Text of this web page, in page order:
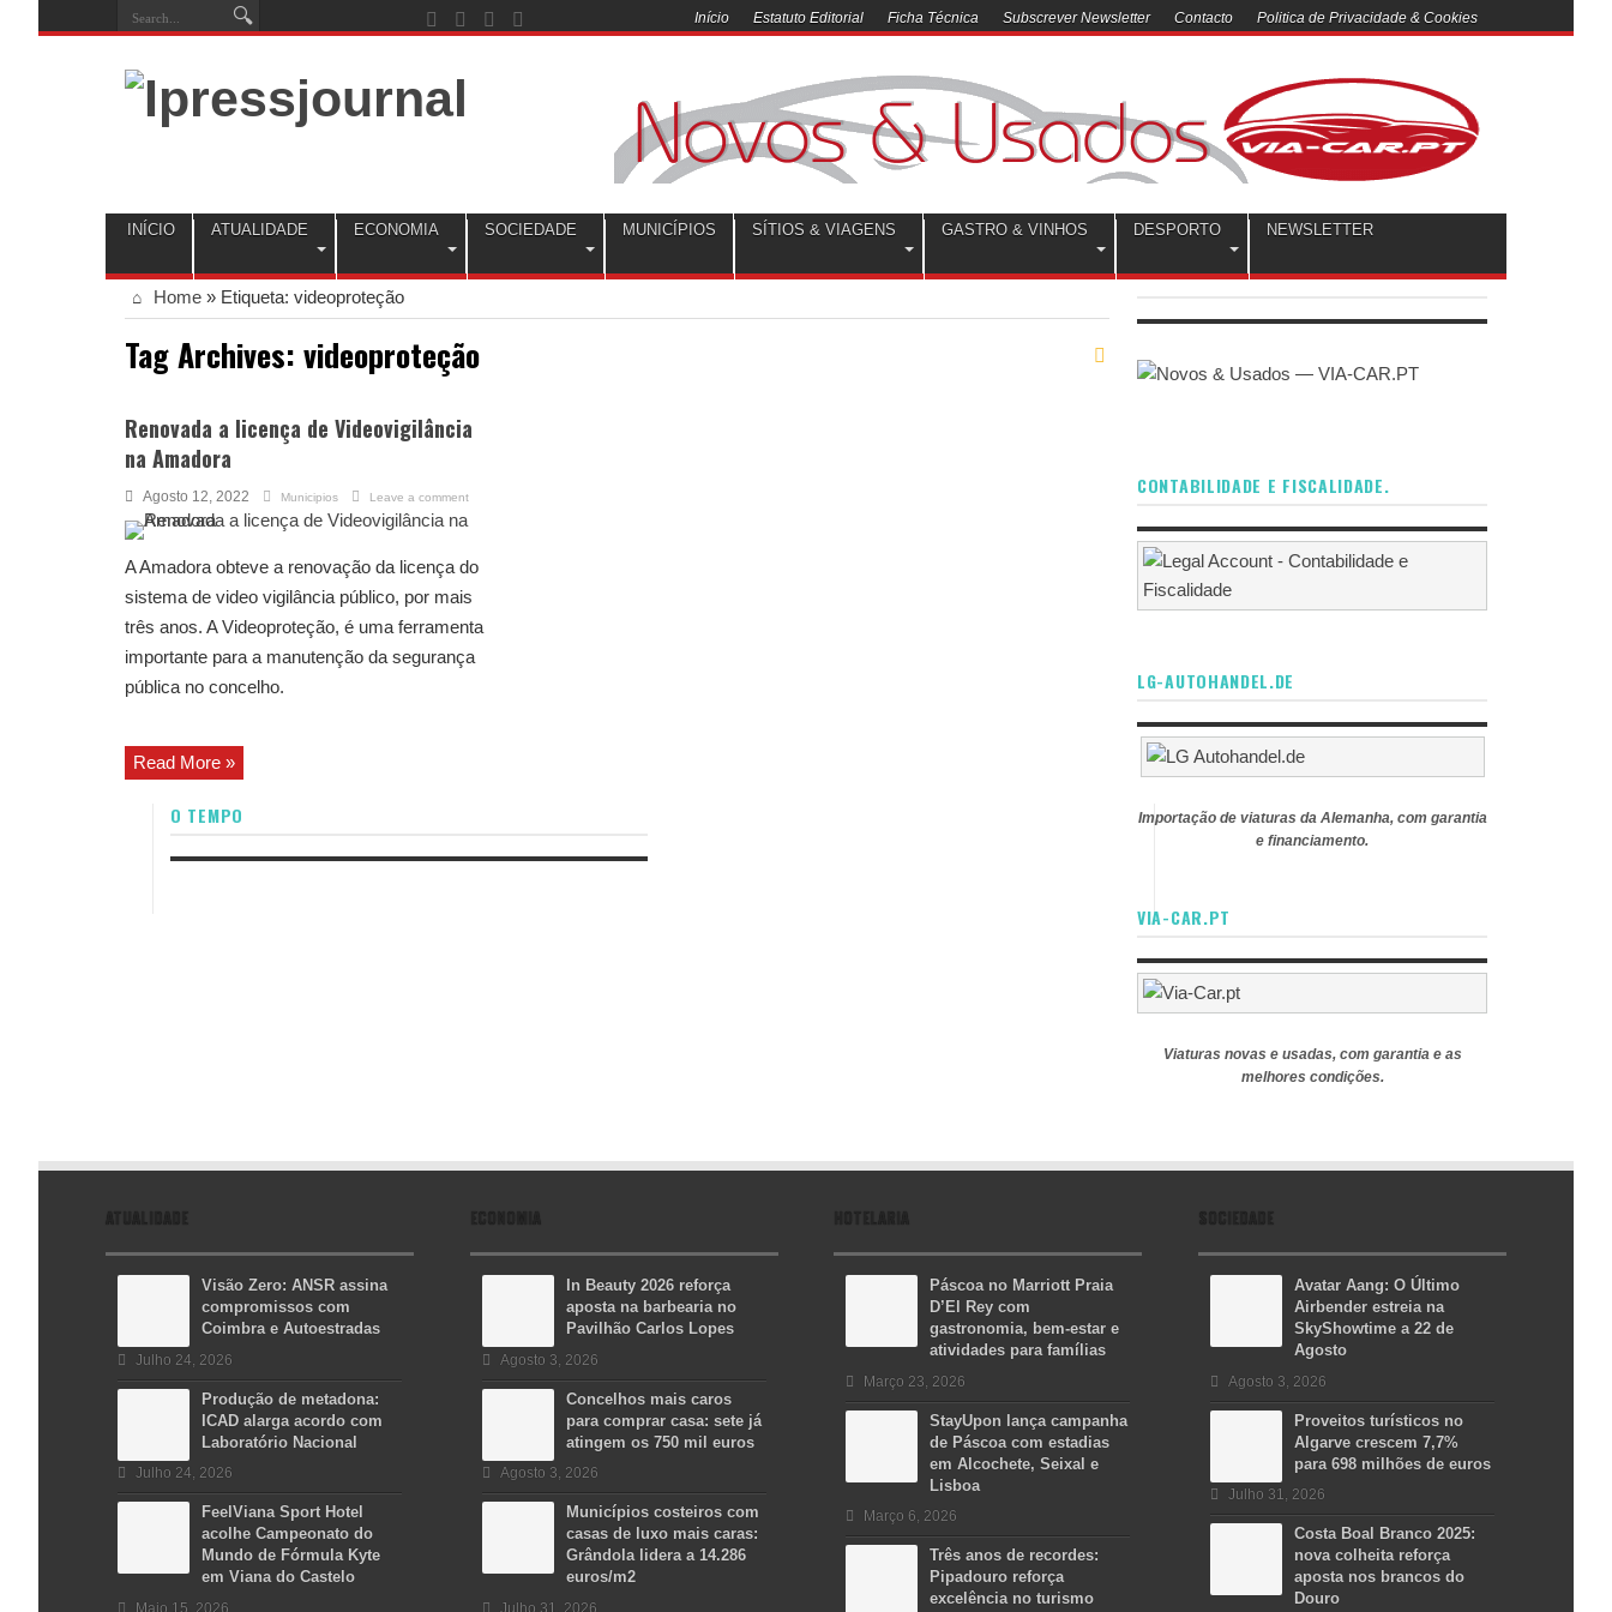
Início Estatuto Editorial Ficha Técnica Subscrever Newsletter Contacto Politica de Privacidade & Cookies
INÍCIO ATUALIDADE ECONOMIA SOCIEDADE MUNICÍPIOS SÍTIOS & VIAGENS GASTRO & VINHOS DESPORTO NEWSLETTER
Home » Etiqueta: videoproteção
Tag Archives: videoproteção
Renovada a licença de Videovigilância
na Amadora
Agosto 12, 2022 Municipios Leave a comment
A Amadora obteve a renovação da licença do
sistema de video vigilância público, por mais
três anos. A Videoproteção, é uma ferramenta
importante para a manutenção da segurança
pública no concelho.
Read More »
O TEMPO
CONTABILIDADE E FISCALIDADE.
LG-AUTOHANDEL.DE
Importação de viaturas da Alemanha, com garantia
e financiamento.
VIA-CAR.PT
Viaturas novas e usadas, com garantia e as
melhores condições.
ATUALIDADE
Visão Zero: ANSR assina
compromissos com
Coimbra e Autoestradas
Julho 24, 2026
Produção de metadona:
ICAD alarga acordo com
Laboratório Nacional
Julho 24, 2026
FeelViana Sport Hotel
acolhe Campeonato do
Mundo de Fórmula Kyte
em Viana do Castelo
Maio 15, 2026
ECONOMIA
In Beauty 2026 reforça
aposta na barbearia no
Pavilhão Carlos Lopes
Agosto 3, 2026
Concelhos mais caros
para comprar casa: sete já
atingem os 750 mil euros
Agosto 3, 2026
Municípios costeiros com
casas de luxo mais caras:
Grândola lidera a 14.286
euros/m2
Julho 31, 2026
HOTELARIA
Páscoa no Marriott Praia
D’El Rey com
gastronomia, bem-estar e
atividades para famílias
Março 23, 2026
StayUpon lança campanha
de Páscoa com estadias
em Alcochete, Seixal e
Lisboa
Março 6, 2026
Três anos de recordes:
Pipadouro reforça
excelência no turismo
SOCIEDADE
Avatar Aang: O Último
Airbender estreia na
SkyShowtime a 22 de
Agosto
Agosto 3, 2026
Proveitos turísticos no
Algarve crescem 7,7%
para 698 milhões de euros
Julho 31, 2026
Costa Boal Branco 2025:
nova colheita reforça
aposta nos brancos do
Douro